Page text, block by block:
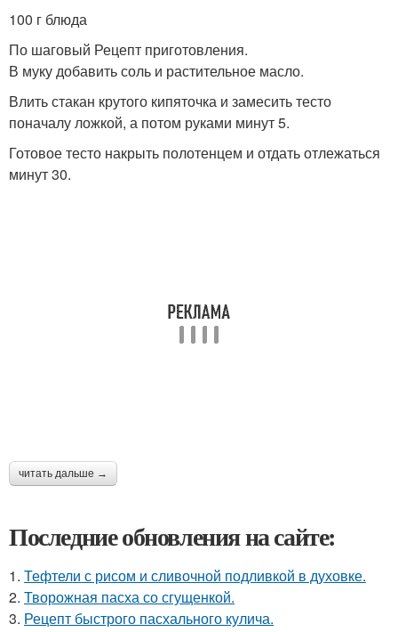
100 г блюда
По шаговый Рецепт приготовления.
В муку добавить соль и растительное масло.
Влить стакан крутого кипяточка и замесить тесто
поначалу ложкой, а потом руками минут 5.
Готовое тесто накрыть полотенцем и отдать отлежаться
минут 30.
читать дальше →
Последние обновления на сайте:
1. Тефтели с рисом и сливочной подливкой в духовке.
2. Творожная пасха со сгущенкой.
3. Рецепт быстрого пасхального кулича.